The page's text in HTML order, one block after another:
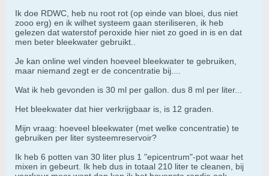
Ik doe RDWC, heb nu root rot (op einde van bloei, dus niet
zooo erg) en ik wilhet systeem gaan steriliseren, ik heb
gelezen dat waterstof peroxide hier niet zo goed in is en dat
men beter bleekwater gebruikt..
Je kan online wel vinden hoeveel bleekwater te gebruiken,
maar niemand zegt er de concentratie bij....
Wat ik heb gevonden is 30 ml per gallon. dus 8 ml per liter...
Het bleekwater dat hier verkrijgbaar is, is 12 graden.
Mijn vraag: hoeveel bleekwater (met welke concentratie) te
gebruiken per liter systeemreservoir?
Ik heb 6 potten van 30 liter plus 1 "epicentrum"-pot waar het
mixen in gebeurt. Ik heb dus in totaal 210 liter te cleanen, bij